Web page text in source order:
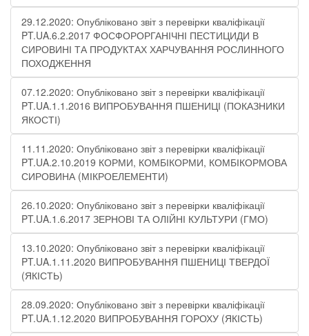
29.12.2020: Опубліковано звіт з перевірки кваліфікації
PT.UA.6.2.2017 ФОСФОРОРГАНІЧНІ ПЕСТИЦИДИ В
СИРОВИНІ ТА ПРОДУКТАХ ХАРЧУВАННЯ РОСЛИННОГО
ПОХОДЖЕННЯ
07.12.2020: Опубліковано звіт з перевірки кваліфікації
PT.UA.1.1.2016 ВИПРОБУВАННЯ ПШЕНИЦІ (ПОКАЗНИКИ
ЯКОСТІ)
11.11.2020: Опубліковано звіт з перевірки кваліфікації
PT.UA.2.10.2019 КОРМИ, КОМБІКОРМИ, КОМБІКОРМОВА
СИРОВИНА (МІКРОЕЛЕМЕНТИ)
26.10.2020: Опубліковано звіт з перевірки кваліфікації
PT.UA.1.6.2017 ЗЕРНОВІ ТА ОЛІЙНІ КУЛЬТУРИ (ГМО)
13.10.2020: Опубліковано звіт з перевірки кваліфікації
PT.UA.1.11.2020 ВИПРОБУВАННЯ ПШЕНИЦІ ТВЕРДОЇ
(ЯКІСТЬ)
28.09.2020: Опубліковано звіт з перевірки кваліфікації
PT.UA.1.12.2020 ВИПРОБУВАННЯ ГОРОХУ (ЯКІСТЬ)